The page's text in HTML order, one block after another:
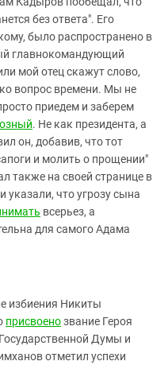
без ответа". Его
было распространено в
главнокомандующий
мой отец скажут слово,
вопрос времени. Мы не
приедем и заберем
. Не как президента, а
он, добавив, что тот
и молить о прощении"
также на своей странице в
указали, что угрозу сына
всерьез, а
для самого Адама
избиения Никиты
присвоенозвание Героя
Думы и
отметил успехи